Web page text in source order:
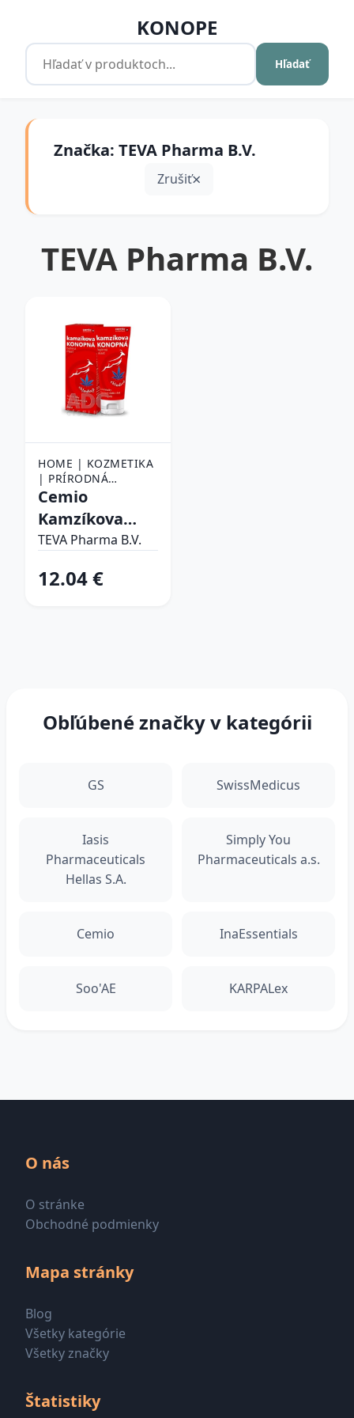
KONOPE
Hľadať
Značka: TEVA Pharma B.V.
Zrušiť
TEVA Pharma B.V.
HOME | KOZMETIKA
| PRÍRODNÁ
KOZMETIKA |
Cemio
Kamzíkova
konopná masť
TEVA Pharma B.V.
12.04 €
Obľúbené značky v kategórii
GS SwissMedicus
Iasis
Pharmaceuticals
Hellas S.A.
Simply You
Pharmaceuticals a.s.
Cemio InaEssentials
Soo'AE KARPALex
O nás
O stránke
Obchodné podmienky
Mapa stránky
Blog
Všetky kategórie
Všetky značky
Štatistiky